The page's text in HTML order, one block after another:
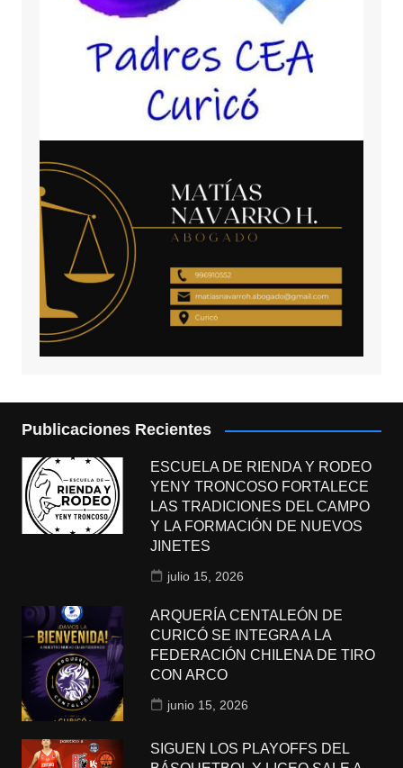
Publicaciones Recientes
ESCUELA DE RIENDA Y RODEO
YENY TRONCOSO FORTALECE
LAS TRADICIONES DEL CAMPO
Y LA FORMACIÓN DE NUEVOS
JINETES
julio 15, 2026
ARQUERÍA CENTALEÓN DE
CURICÓ SE INTEGRA A LA
FEDERACIÓN CHILENA DE TIRO
CON ARCO
junio 15, 2026
SIGUEN LOS PLAYOFFS DEL